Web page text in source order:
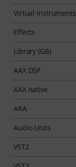
Virtual Instruments
Effects
Library (GB)
AAX DSP
AAX native
ARA
Audio Units
VST2